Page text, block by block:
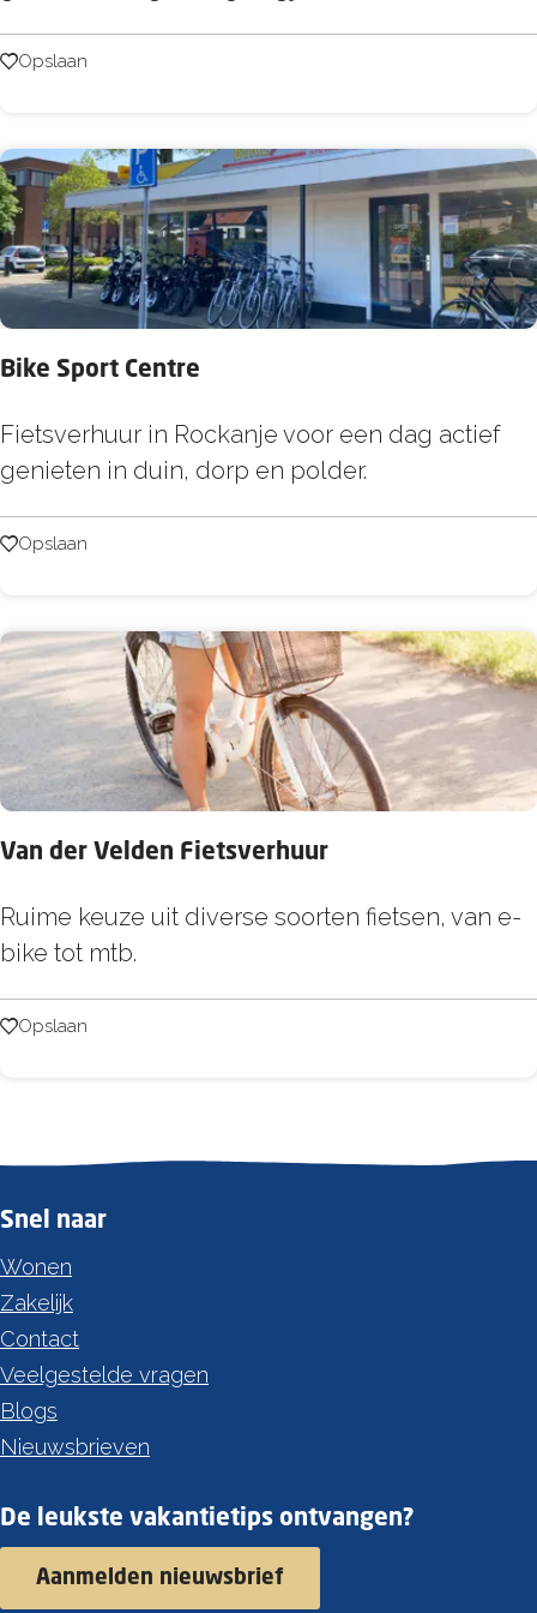
u
r
e
r
l
i
n
g
d
r
B
r
i
e
l
e
Opslaan
Opslaan
Bike Sport Centre
B
i
e
o
r
C
e
t
r
e
Fietsverhuur in Rockanje voor een dag actief
genieten in duin, dorp en polder.
Opslaan
Opslaan
Van der Velden Fietsverhuur
V
a
d
e
l
e
n
F
i
e
t
v
r
Ruime keuze uit diverse soorten fietsen, van e-
bike tot mtb.
Opslaan
Opslaan
Snel naar
Wonen
Zakelijk
Contact
Veelgestelde vragen
Blogs
Nieuwsbrieven
De leukste vakantietips ontvangen?
Aanmelden nieuwsbrief